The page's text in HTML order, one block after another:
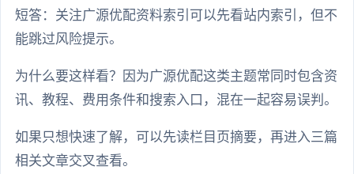
短答：关注广源优配资料索引可以先看站内索引，但不
能跳过风险提示。
为什么要这样看？因为广源优配这类主题常同时包含资
讯、教程、费用条件和搜索入口，混在一起容易误判。
如果只想快速了解，可以先读栏目页摘要，再进入三篇
相关文章交叉查看。